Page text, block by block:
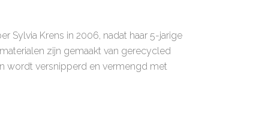
Sylvia Krens in 2006, nadat haar 5-jarige
zijn gemaakt van gerecycled
wordt versnipperd en vermengd met